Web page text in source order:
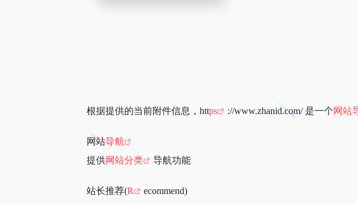
根据提供的当前附件信息，https ://www.zhanid.com/ 是一个网站
网站导航
提供网站分类 导航功能
站长推荐(R
ecommend)‌